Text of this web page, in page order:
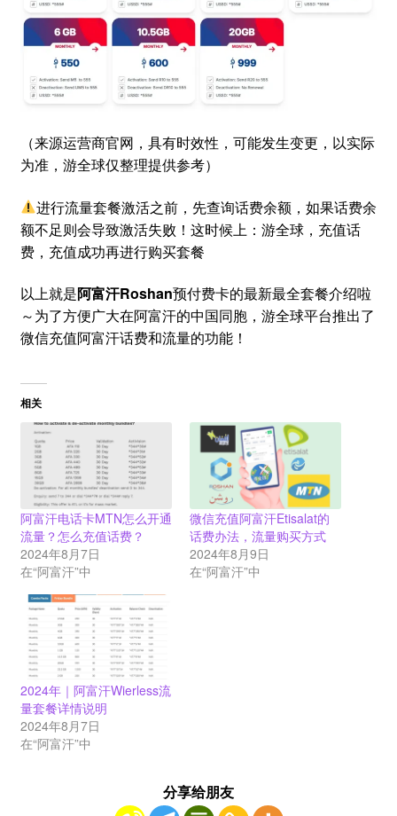
（来源运营商官网，具有时效性，可能发生变更，以实际
为准，游全球仅整理提供参考）
进行流量套餐激活之前，先查询话费余额，如果话费余
额不足则会导致激活失败！这时候上：游全球，充值话
费，充值成功再进行购买套餐
以上就是阿富汗Roshan预付费卡的最新最全套餐介绍啦
～为了方便广大在阿富汗的中国同胞，游全球平台推出了
微信充值阿富汗话费和流量的功能！
相关
阿富汗电话卡MTN怎么开通
流量？怎么充值话费？
2024年8月7日
在“阿富汗”中
微信充值阿富汗Etisalat的
话费办法，流量购买方式
2024年8月9日
在“阿富汗”中
2024年｜阿富汗Wierless流
量套餐详情说明
2024年8月7日
在“阿富汗”中
分享给朋友